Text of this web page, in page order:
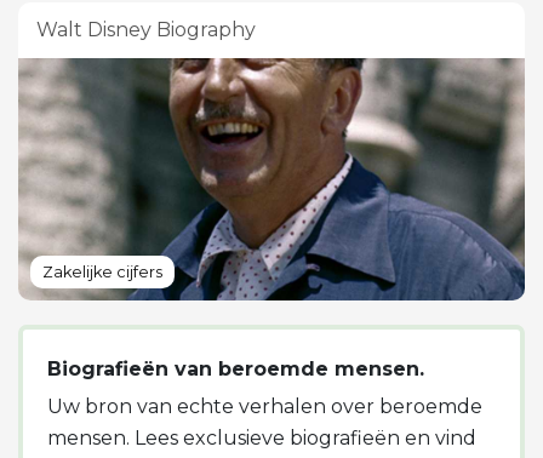
Walt Disney Biography
Zakelijke cijfers
Biografieën van beroemde mensen.
Uw bron van echte verhalen over beroemde
mensen. Lees exclusieve biografieën en vind